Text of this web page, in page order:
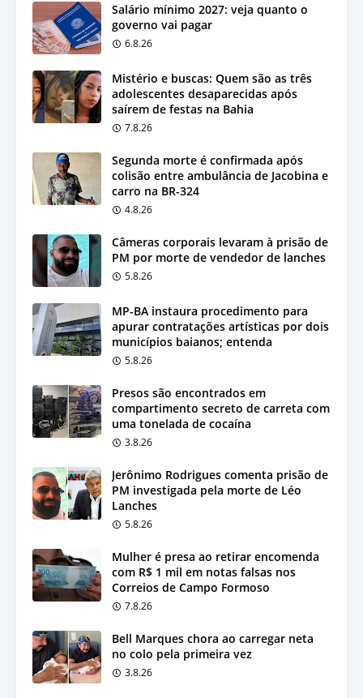
Salário mínimo 2027: veja quanto o
governo vai pagar
6.8.26
Mistério e buscas: Quem são as três
adolescentes desaparecidas após
saírem de festas na Bahia
7.8.26
Segunda morte é confirmada após
colisão entre ambulância de Jacobina e
carro na BR-324
4.8.26
Câmeras corporais levaram à prisão de
PM por morte de vendedor de lanches
5.8.26
MP-BA instaura procedimento para
apurar contratações artísticas por dois
municípios baianos; entenda
5.8.26
Presos são encontrados em
compartimento secreto de carreta com
uma tonelada de cocaína
3.8.26
Jerônimo Rodrigues comenta prisão de
PM investigada pela morte de Léo
Lanches
5.8.26
Mulher é presa ao retirar encomenda
com R$ 1 mil em notas falsas nos
Correios de Campo Formoso
7.8.26
Bell Marques chora ao carregar neta
no colo pela primeira vez
3.8.26